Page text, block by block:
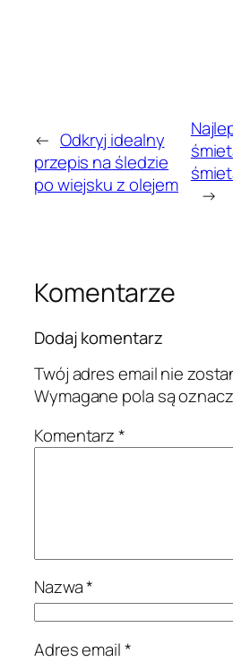
← Odkryj idealny
przepis na śledzie
po wiejsku z olejem
→
Komentarze
Dodaj komentarz
Twój adres email nie
Wymagane pola są
Komentarz*
Nazwa*
Adres email*